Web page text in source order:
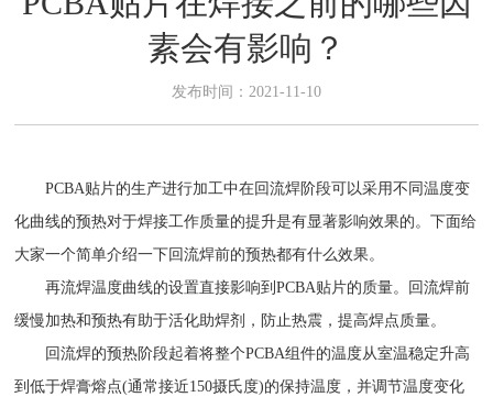
素会有影响？
发布时间：2021-11-10
PCBA贴片的生产进行加工中在回流焊阶段可以采用不同温度变
化曲线的预热对于焊接工作质量的提升是有显著影响效果的。下面给
大家一个简单介绍一下回流焊前的预热都有什么效果。
再流焊温度曲线的设置直接影响到PCBA贴片的质量。回流焊前
缓慢加热和预热有助于活化助焊剂，防止热震，提高焊点质量。
回流焊的预热阶段起着将整个PCBA组件的温度从室温稳定升高
到低于焊膏熔点(通常接近150摄氏度)的保持温度，并调节温度变化